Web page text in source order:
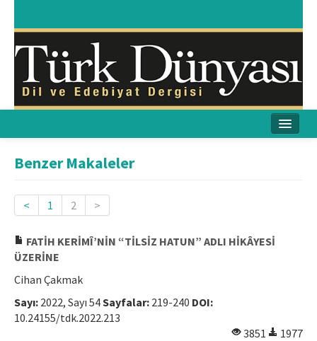
Yayın Kurulu
Yayın İlkeleri
Etik İlkeler
İletişim
Benzer Makaleler
< 1 2 >
FATİH KERİMÎ’NİN “TİLSİZ HATUN” ADLI HİKÂYESİ
ÜZERİNE
Cihan Çakmak
Sayı: 2022, Sayı 54Sayfalar: 219-240 DOI:
10.24155/tdk.2022.213
3851
1977